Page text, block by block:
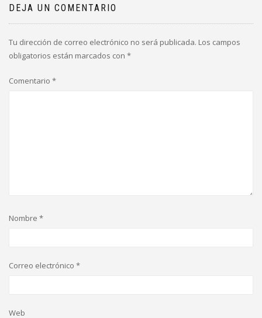
DEJA UN COMENTARIO
Tu dirección de correo electrónico no será publicada. Los campos
obligatorios están marcados con *
Comentario *
Nombre *
Correo electrónico *
Web